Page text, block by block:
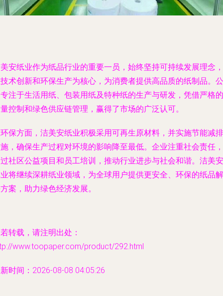
安纸业作为纸品行业的重要一员，始终坚持可持续发展理念，
术创新和环保生产为核心，为消费者提供高品质的纸制品。公
注于生活用纸、包装用纸及特种纸的生产与研发，凭借严格的
控制和绿色供应链管理，赢得了市场的广泛认可。
保方面，洁美安纸业积极采用可再生原材料，并实施节能减排
，确保生产过程对环境的影响降至最低。企业注重社会责任，
社区公益项目和员工培训，推动行业进步与社会和谐。洁美安
将继续深耕纸业领域，为全球用户提供更安全、环保的纸品解
案，助力绿色经济发展。
转载，请注明出处：
www.toopaper.com/product/292.html
时间：2026-08-08 04:05:26